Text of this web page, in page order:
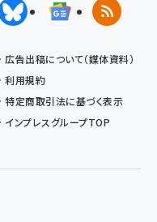
クス)BlueskyGoogleニュ
RSS
広告出稿について（媒体資料）
利用規約
特定商取引法に基づく表示
インプレスグループTOP